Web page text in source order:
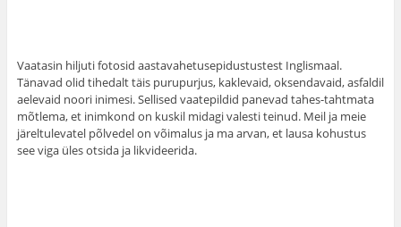
Vaatasin hiljuti fotosid aastavahetusepidustustest Inglismaal.
Tänavad olid tihedalt täis purupurjus, kaklevaid, oksendavaid, asfaldil
aelevaid noori inimesi. Sellised vaatepildid panevad tahes-tahtmata
mõtlema, et inimkond on kuskil midagi valesti teinud. Meil ja meie
järeltulevatel põlvedel on võimalus ja ma arvan, et lausa kohustus
see viga üles otsida ja likvideerida.